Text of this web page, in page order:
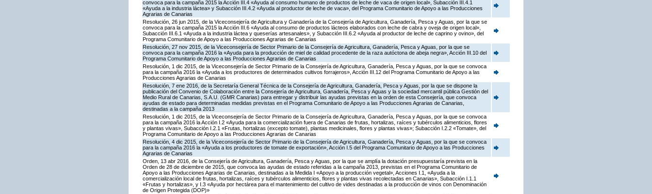
convoca para la campaña 2015 la Acción III.4 «Ayuda al consumo humano de productos de leche de vaca de origen local», Subacción III.4.1
«Ayuda a la industria láctea» y Subacción III.4.2 «Ayuda al productor de leche de vaca», del Programa Comunitario de Apoyo a las Producciones
Agrarias de Canarias
Resolución, 26 jun 2015, de la Viceconsejería de Agricultura y Ganadería de la Consejería de Agricultura, Ganadería, Pesca y Aguas, por la que se
convoca para la campaña 2015 la Acción III.6 «Ayuda al consumo de productos lácteos elaborados con leche de cabra y oveja de origen local»,
Subacción III.6.1 «Ayuda a la industria láctea y queserías artesanales», y Subacción III.6.2 «Ayuda al productor de leche de caprino y ovino», del
Programa Comunitario de Apoyo a las Producciones Agrarias de Canarias
Resolución, 27 nov 2015, de la Viceconsejería de Sector Primario de la Consejería de Agricultura, Ganadería, Pesca y Aguas, por la que se
convoca para la campaña 2016 la «Ayuda para la producción de miel de calidad procedente de la raza autóctona de abeja negra», Acción III.10 del
Programa Comunitario de Apoyo a las Producciones Agrarias de Canarias
Resolución, 1 dic 2015, de la Viceconsejería de Sector Primario de la Consejería de Agricultura, Ganadería, Pesca y Aguas, por la que se convoca
para la campaña 2016 la «Ayuda a los productores de determinados cultivos forrajeros», Acción III.12 del Programa Comunitario de Apoyo a las
Producciones Agrarias de Canarias
Resolución, 7 ene 2016, de la Secretaría General Técnica de la Consejería de Agricultura, Ganadería, Pesca y Aguas, por la que se dispone la
publicación del Convenio de Colaboración entre la Consejería de Agricultura, Ganadería, Pesca y Aguas y la sociedad mercantil pública Gestión del
Medio Rural de Canarias, S.A.U. (GMR Canarias) para entregar y distribuir las ayudas previstas en la orden de esta Consejería, que convoca
ayudas de estado para determinadas medidas previstas en el Programa Comunitario de Apoyo a las Producciones Agrarias de Canarias,
destinadas a la campaña 2013
Resolución, 1 dic 2015, de la Viceconsejería de Sector Primario de la Consejería de Agricultura, Ganadería, Pesca y Aguas, por la que se convoca
para la campaña 2016 la Acción I.2 «Ayuda para la comercialización fuera de Canarias de frutas, hortalizas, raíces y tubérculos alimenticios, flores
y plantas vivas», Subacción I.2.1 «Frutas, hortalizas (excepto tomate), plantas medicinales, flores y plantas vivas»; Subacción I.2.2 «Tomate», del
Programa Comunitario de Apoyo a las Producciones Agrarias de Canarias
Resolución, 4 dic 2015, de la Viceconsejería de Sector Primario de la Consejería de Agricultura, Ganadería, Pesca y Aguas, por la que se convoca
para la campaña 2016 la «Ayuda a los productores de tomate de exportación», Acción I.5 del Programa Comunitario de Apoyo a las Producciones
Agrarias de Canarias
Orden, 13 abr 2016, de la Consejería de Agricultura, Ganadería, Pesca y Aguas, por la que se amplía la dotación presupuestaría prevista en la
Orden de 28 de diciembre de 2015, que convoca las ayudas de estado referidas a la campaña 2013, previstas en el Programa Comunitario de
Apoyo a las Producciones Agrarias de Canarias, destinadas a la Medida I «Apoyo a la producción vegetal», Acciones I.1, «Ayuda a la
comercialización local de frutas, hortalizas, raíces y tubérculos alimenticios, flores y plantas vivas recolectadas en Canarias», Subacción I.1.1
«Frutas y hortalizas», y I.3 «Ayuda por hectárea para el mantenimiento del cultivo de vides destinadas a la producción de vinos con Denominación
de Origen Protegida (DOP)»